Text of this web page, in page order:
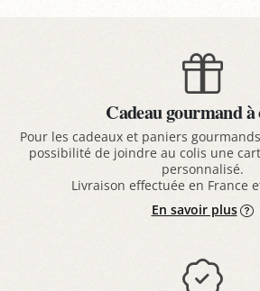
Cadeau gourmand
Pour les cadeaux et paniers
possibilité de joindre au colis une
personnalisé.
Livraison effectuée en France
En savoir plus